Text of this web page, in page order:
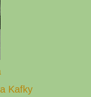
Kafky